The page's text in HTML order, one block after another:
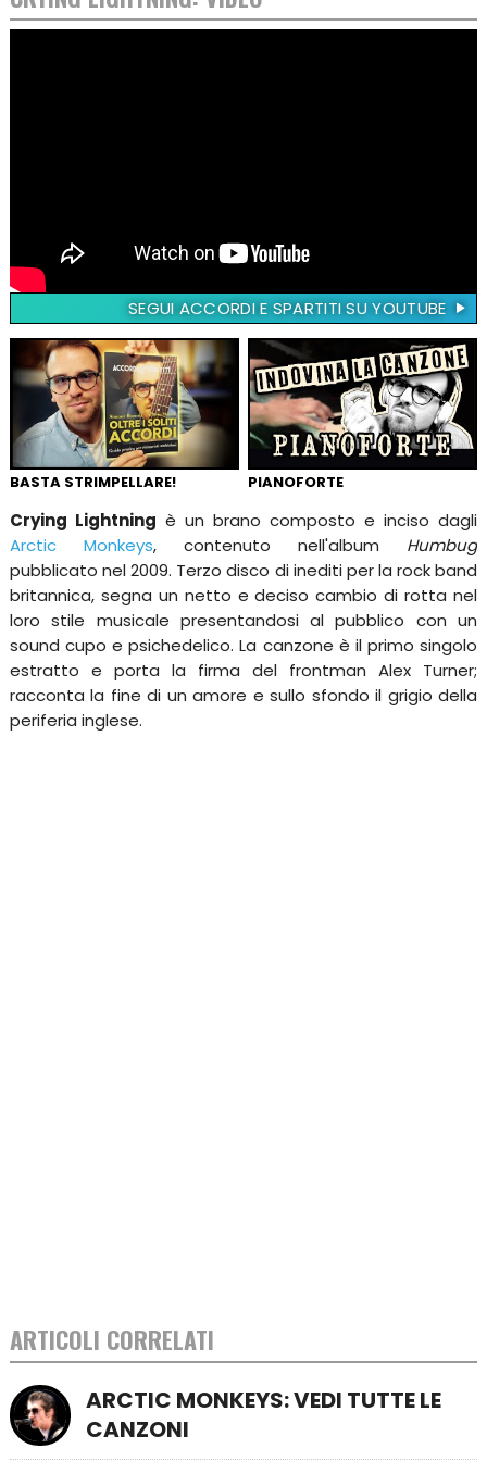
SEGUI ACCORDI E SPARTITI SU YOUTUBE
BASTA STRIMPELLARE! PIANOFORTE
Crying Lightning è un brano composto e inciso dagli
Arctic Monkeys, contenuto nell'album Humbug
pubblicato nel 2009. Terzo disco di inediti per la rock band
britannica, segna un netto e deciso cambio di rotta nel
loro stile musicale presentandosi al pubblico con un
sound cupo e psichedelico. La canzone è il primo singolo
estratto e porta la firma del frontman Alex Turner;
racconta la fine di un amore e sullo sfondo il grigio della
periferia inglese.
ARTICOLI CORRELATI
ARCTIC MONKEYS: VEDI TUTTE LE
CANZONI